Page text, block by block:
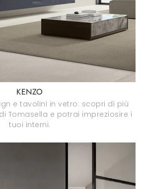
KENZO
e tavolini in vetro: scopri di più
Tomasella e potrai impreziosire i
tuoi interni.